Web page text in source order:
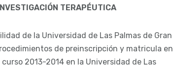
TERAPÉUTICA
de la Universidad de Las Palmas de Gran
de preinscripción y matricula en
2013-2014 en la Universidad de Las